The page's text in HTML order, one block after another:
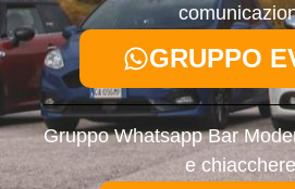
GRUPPO
Gruppo Whatsapp Bar
e